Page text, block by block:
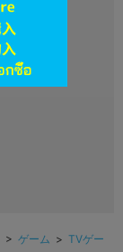
> ゲーム > TVゲー